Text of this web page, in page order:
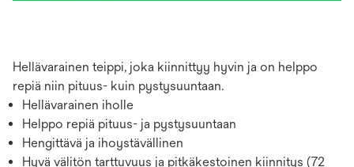
Hellävarainen teippi, joka kiinnittyy hyvin ja on helppo
repiä niin pituus- kuin pystysuuntaan.
Hellävarainen iholle
Helppo repiä pituus- ja pystysuuntaan
Hengittävä ja ihoystävällinen
Hyvä välitön tarttuvuus ja pitkäkestoinen kiinnitys (72